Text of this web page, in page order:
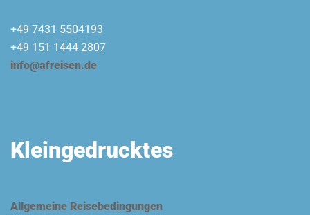
+49 7431 5504193
+49 151 1444 2807
info@afreisen.de
Kleingedrucktes
Allgemeine Reisebedingungen